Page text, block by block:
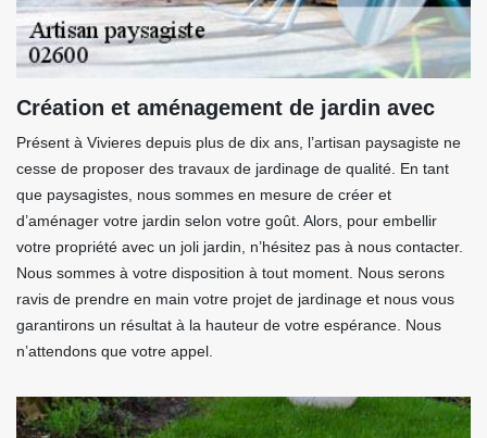
Création et aménagement de jardin avec
Présent à Vivieres depuis plus de dix ans, l’artisan paysagiste ne
cesse de proposer des travaux de jardinage de qualité. En tant
que paysagistes, nous sommes en mesure de créer et
d’aménager votre jardin selon votre goût. Alors, pour embellir
votre propriété avec un joli jardin, n’hésitez pas à nous contacter.
Nous sommes à votre disposition à tout moment. Nous serons
ravis de prendre en main votre projet de jardinage et nous vous
garantirons un résultat à la hauteur de votre espérance. Nous
n’attendons que votre appel.